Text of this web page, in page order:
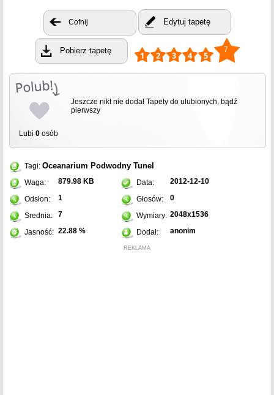
Cofnij Edytuj tapetę
Pobierz tapetę 7
Lubi 0 osób
Jeszcze nikt nie dodał Tapety do ulubionych, bądź
pierwszy
Tagi: Oceanarium Podwodny Tunel
Waga: 879.98 KB Data: 2012-12-10
Odsłon: 1 Głosów: 0
Srednia: 7 Wymiary: 2048x1536
Jasność: 22.88 % Dodał: anonim
REKLAMA